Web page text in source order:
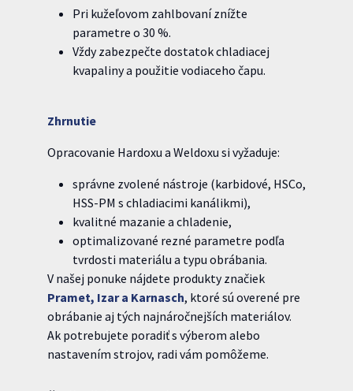
Pri kužeľovom zahlbovaní znížte
parametre o 30 %.
Vždy zabezpečte dostatok chladiacej
kvapaliny a použitie vodiaceho čapu.
Zhrnutie
Opracovanie Hardoxu a Weldoxu si vyžaduje:
správne zvolené nástroje (karbidové, HSCo,
HSS-PM s chladiacimi kanálikmi),
kvalitné mazanie a chladenie,
optimalizované rezné parametre podľa
tvrdosti materiálu a typu obrábania.
V našej ponuke nájdete produkty značiek
Pramet, Izar a Karnasch, ktoré sú overené pre
obrábanie aj tých najnáročnejších materiálov.
Ak potrebujete poradiť s výberom alebo
nastavením strojov, radi vám pomôžeme.